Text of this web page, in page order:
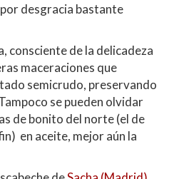
desgracia bastante
consciente de la delicadeza
maceraciones que
semicrudo, preservando
se pueden olvidar
de bonito del norte (el de
en aceite, mejor aún la